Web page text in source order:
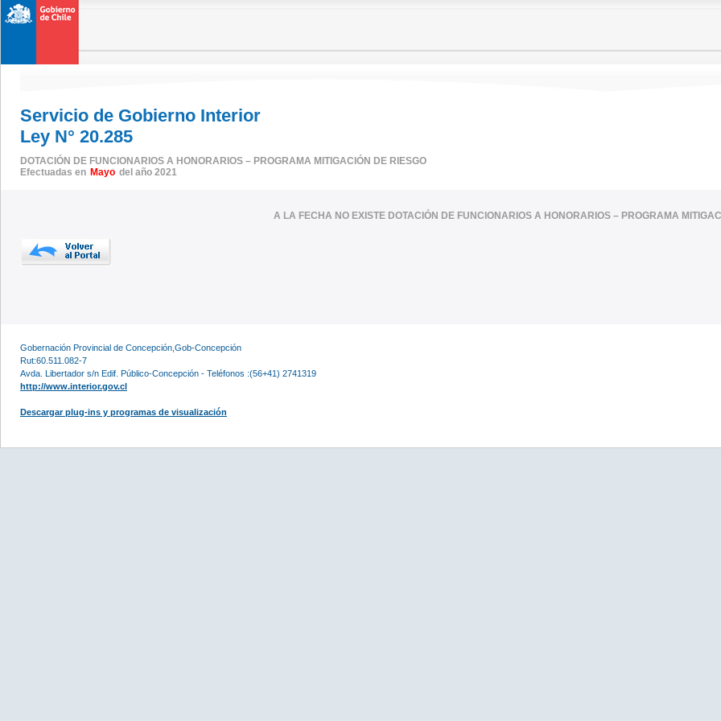
Servicio de Gobierno Interior
Ley N° 20.285
DOTACIÓN DE FUNCIONARIOS A HONORARIOS – PROGRAMA MITIGACIÓN DE RIESGO
Efectuadas en Mayo del año 2021
A LA FECHA NO EXISTE DOTACIÓN DE FUNCIONARIOS A HONORARIOS – PROGRAMA
Gobernación Provincial de Concepción,Gob-Concepción
Rut:60.511.082-7
Avda. Libertador s/n Edif. Público-Concepción - Teléfonos :(56+41) 2741319
http://www.interior.gov.cl
Descargar plug-ins y programas de visualización